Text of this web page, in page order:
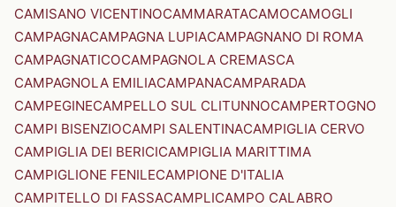
CAMISANO VICENTINOCAMMARATACAMOCAMOGLI
CAMPAGNACAMPAGNA LUPIACAMPAGNANO DI ROMA
CAMPAGNATICOCAMPAGNOLA CREMASCA
CAMPAGNOLA EMILIACAMPANACAMPARADA
CAMPEGINECAMPELLO SUL CLITUNNOCAMPERTOGNO
CAMPI BISENZIOCAMPI SALENTINACAMPIGLIA CERVO
CAMPIGLIA DEI BERICICAMPIGLIA MARITTIMA
CAMPIGLIONE FENILECAMPIONE D'ITALIA
CAMPITELLO DI FASSACAMPLICAMPO CALABRO